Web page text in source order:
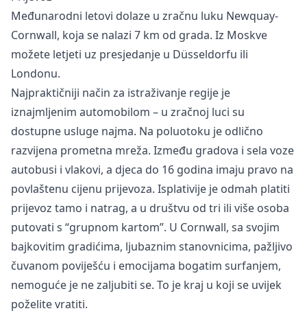
Međunarodni letovi dolaze u zračnu luku Newquay-
Cornwall, koja se nalazi 7 km od grada. Iz Moskve
možete letjeti uz presjedanje u Düsseldorfu ili
Londonu.
Najpraktičniji način za istraživanje regije je
iznajmljenim automobilom – u zračnoj luci su
dostupne usluge najma. Na poluotoku je odlično
razvijena prometna mreža. Između gradova i sela voze
autobusi i vlakovi, a djeca do 16 godina imaju pravo na
povlaštenu cijenu prijevoza. Isplativije je odmah platiti
prijevoz tamo i natrag, a u društvu od tri ili više osoba
putovati s “grupnom kartom”. U Cornwall, sa svojim
bajkovitim gradićima, ljubaznim stanovnicima, pažljivo
čuvanom poviješću i emocijama bogatim surfanjem,
nemoguće je ne zaljubiti se. To je kraj u koji se uvijek
poželite vratiti.